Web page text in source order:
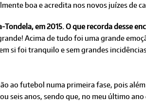
boa e acredita nos novos juízes de
em 2015. O que recorda desse
Acima de tudo foi uma grande
si foi tranquilo e sem grandes
ao futebol numa primeira fase, pois
seis anos, sendo que, no meu último